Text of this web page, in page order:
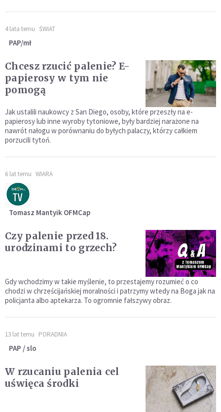
4 lata temu ŚWIAT
PAP/mł
Chcesz rzucić palenie? E-
papierosy w tym nie
pomogą
Jak ustalili naukowcy z San Diego, osoby, które przeszły na e-
papierosy lub inne wyroby tytoniowe, były bardziej narażone na
nawrót nałogu w porównaniu do byłych palaczy, którzy całkiem
porzucili tytoń.
6 lat temu WIARA
Tomasz Mantyik OFMCap
Czy palenie przed 18.
urodzinami to grzech?
Gdy wchodzimy w takie myślenie, to przestajemy rozumieć o co
chodzi w chrześcijańskiej moralności i patrzymy wtedy na Boga jak na
policjanta albo aptekarza. To ogromnie fałszywy obraz.
13 lat temu PORADNIA
PAP / slo
W rzucaniu palenia cel
uświęca środki